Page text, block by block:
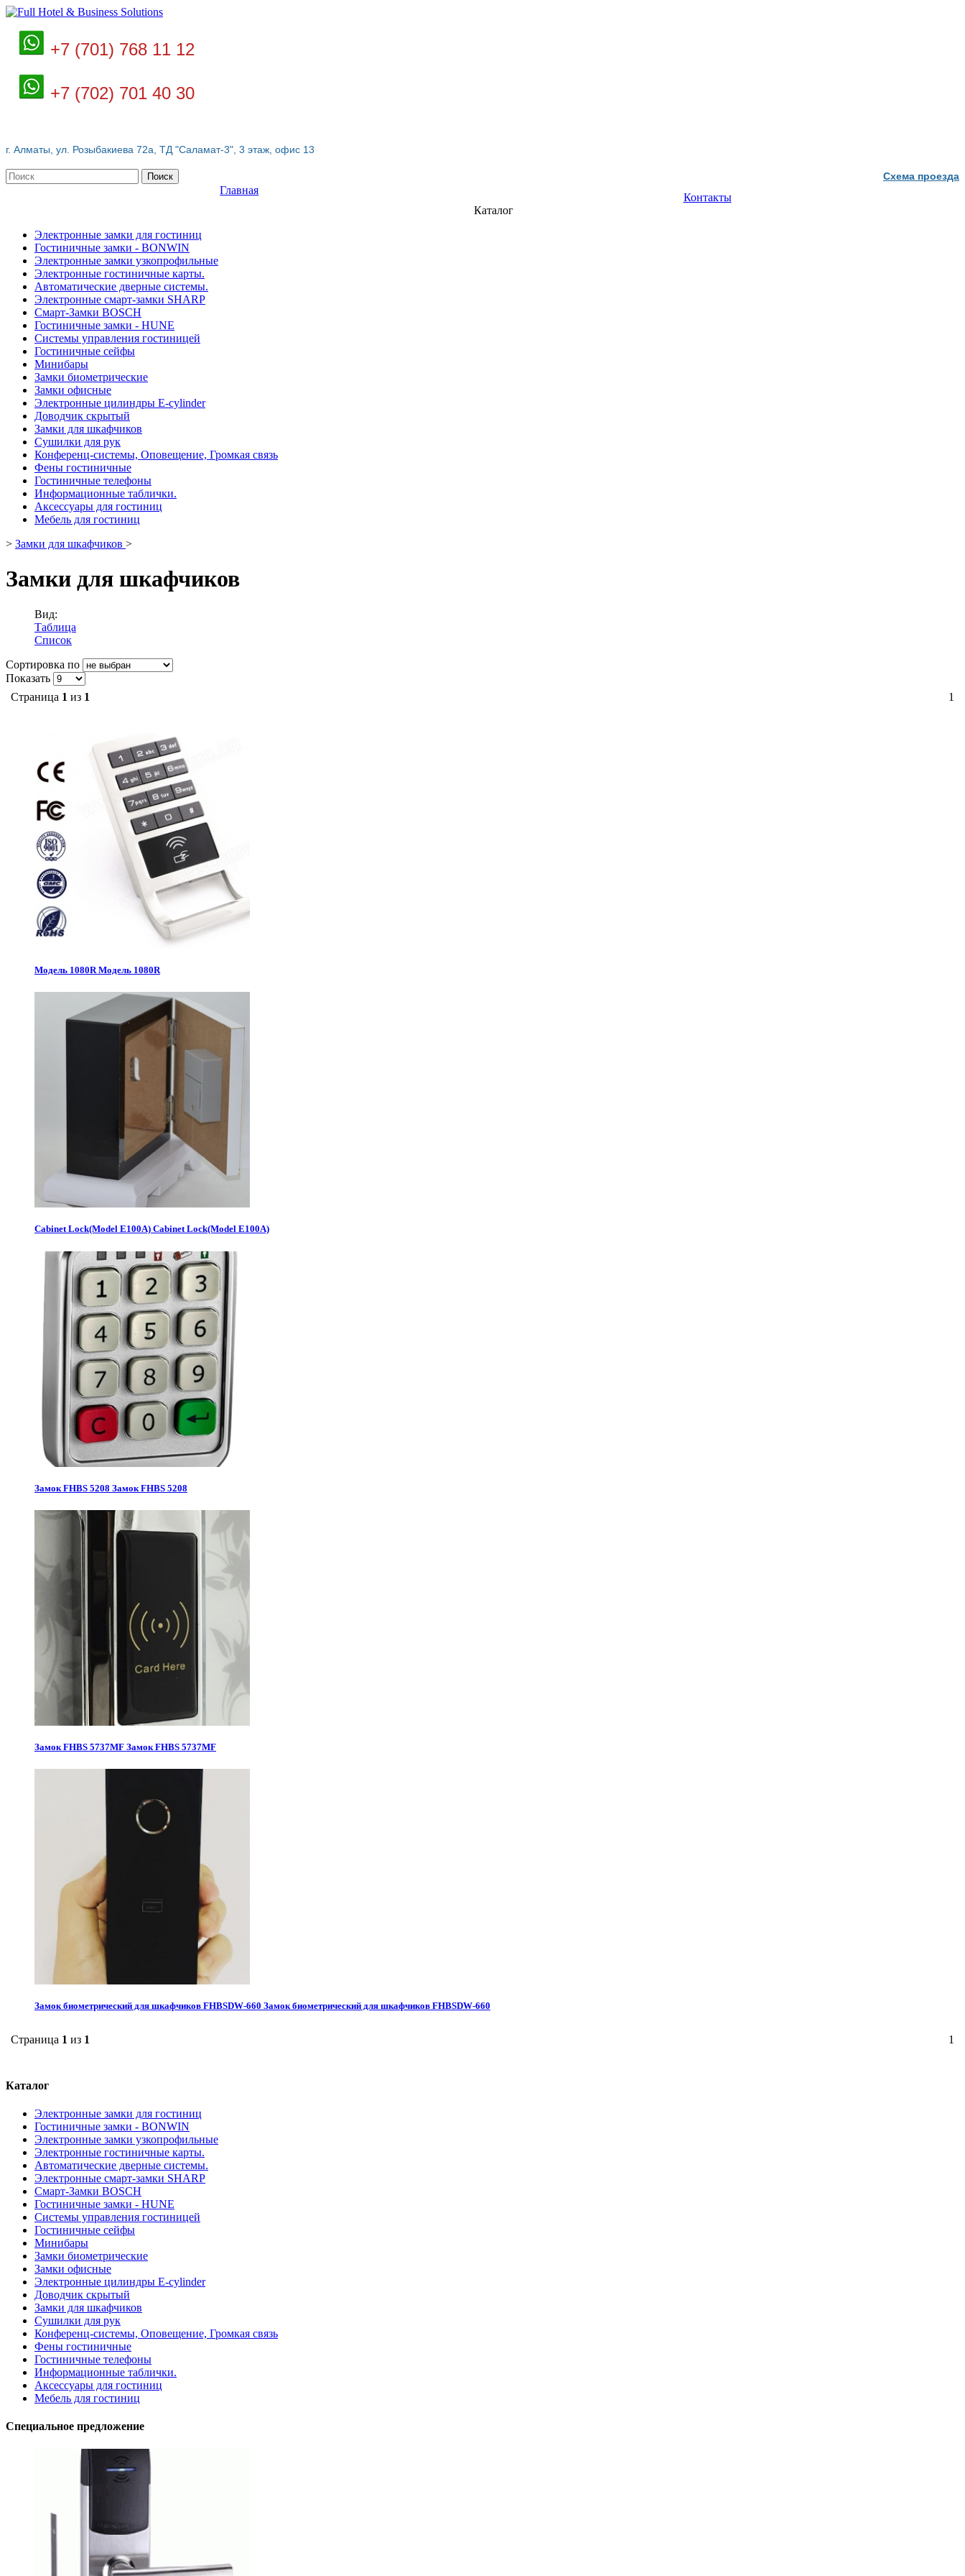
+7 (701) 768 11 12
+7 (702) 701 40 30
г. Алматы, ул. Розыбакиева 72а, ТД "Саламат-3", 3 этаж, офис 13
Схема проезда
Поиск
Главная
Контакты
Каталог
Электронные замки для гостиниц
Гостиничные замки - BONWIN
Электронные замки узкопрофильные
Электронные гостиничные карты.
Автоматические дверные системы.
Электронные смарт-замки SHARP
Смарт-Замки BOSCH
Гостиничные замки - HUNE
Системы управления гостиницей
Гостиничные сейфы
Минибары
Замки биометрические
Замки офисные
Электронные цилиндры E-cylinder
Доводчик скрытый
Замки для шкафчиков
Сушилки для рук
Конференц-системы, Оповещение, Громкая связь
Фены гостиничные
Гостиничные телефоны
Информационные таблички.
Аксессуары для гостиниц
Мебель для гостиниц
> Замки для шкафчиков >
Замки для шкафчиков
Вид:
Таблица
Список
Сортировка по
Показать
Страница 1 из 1 1
Модель 1080R Модель 1080R
Cabinet Lock(Model E100A) Cabinet Lock(Model E100A)
Замок FHBS 5208 Замок FHBS 5208
Замок FHBS 5737MF Замок FHBS 5737MF
Замок биометрический для шкафчиков FHBSDW-660 Замок биометрический для шкафчиков FHBSDW-660
Страница 1 из 1 1
Каталог
Электронные замки для гостиниц
Гостиничные замки - BONWIN
Электронные замки узкопрофильные
Электронные гостиничные карты.
Автоматические дверные системы.
Электронные смарт-замки SHARP
Смарт-Замки BOSCH
Гостиничные замки - HUNE
Системы управления гостиницей
Гостиничные сейфы
Минибары
Замки биометрические
Замки офисные
Электронные цилиндры E-cylinder
Доводчик скрытый
Замки для шкафчиков
Сушилки для рук
Конференц-системы, Оповещение, Громкая связь
Фены гостиничные
Гостиничные телефоны
Информационные таблички.
Аксессуары для гостиниц
Мебель для гостиниц
Специальное предложение